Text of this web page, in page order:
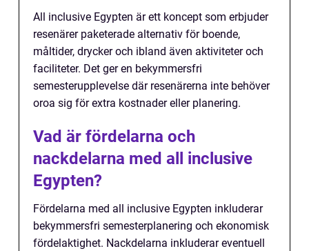
All inclusive Egypten är ett koncept som erbjuder
resenärer paketerade alternativ för boende,
måltider, drycker och ibland även aktiviteter och
faciliteter. Det ger en bekymmersfri
semesterupplevelse där resenärerna inte behöver
oroa sig för extra kostnader eller planering.
Vad är fördelarna och
nackdelarna med all inclusive
Egypten?
Fördelarna med all inclusive Egypten inkluderar
bekymmersfri semesterplanering och ekonomisk
fördelaktighet. Nackdelarna inkluderar eventuell